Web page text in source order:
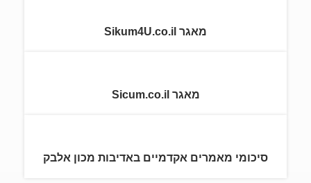
מאגר Sikum4U.co.il
מאגר Sicum.co.il
סיכומי מאמרים אקדמיים באדיבות מכון אלבק